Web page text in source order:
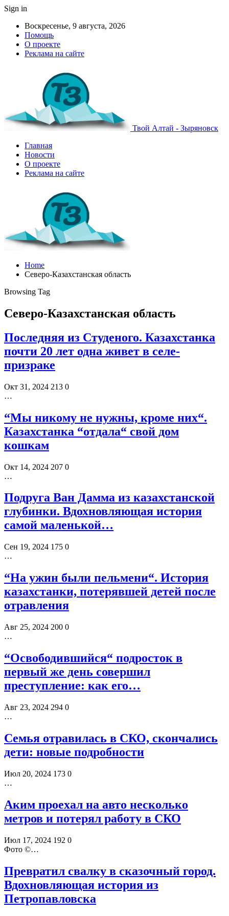
Sign in
Воскресенье, 9 августа, 2026
Помощь
О проекте
Реклама на сайте
Твой Алтай - Зыряновск
Главная
Новости
О проекте
Реклама на сайте
Home
Северо-Казахстанская область
Browsing Tag
Северо-Казахстанская область
Последняя из Студеного. Казахстанка
почти 20 лет одна живет в селе-
призраке
Окт 31, 2024 213 0
…
“Мы никому не нужны, кроме них“.
Казахстанка “отдала“ свой дом
кошкам
Окт 14, 2024 207 0
…
Подруга Ван Дамма из казахстанской
глубинки. Вдохновляющая история
самой маленькой…
Сен 19, 2024 175 0
…
“На ужин были пельмени“. История
казахстанки, потерявшей детей после
отравления
Авг 25, 2024 200 0
…
“Освободившийся“ подросток в
первый же день совершил
преступление: как его…
Авг 23, 2024 294 0
…
Семья отравилась в СКО, скончались
дети: новые подробности
Июл 20, 2024 173 0
…
Аким проехал на авто несколько
метров и потерял работу в СКО
Июл 17, 2024 192 0
Фото ©️…
Превратил свалку в сказочный город.
Вдохновляющая история из
Петропавловска